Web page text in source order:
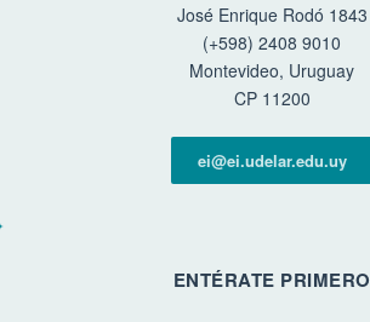
José Enrique Rodó 1843
(+598) 2408 9010
Montevideo, Uruguay
CP 11200
ei@ei.udelar.edu.uy
ENTÉRATE PRIMERO